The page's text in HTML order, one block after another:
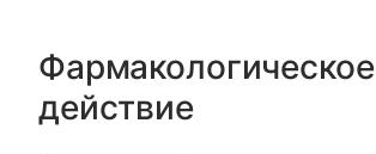
Фармакологическое
действие